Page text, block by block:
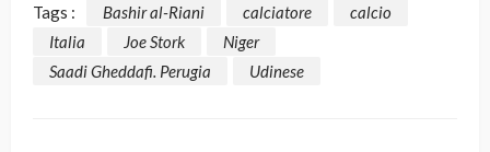
Tags : Bashir al-Riani calciatore
calcio
Italia
Joe Stork
Niger
Saadi Gheddafi. Perugia
Udinese